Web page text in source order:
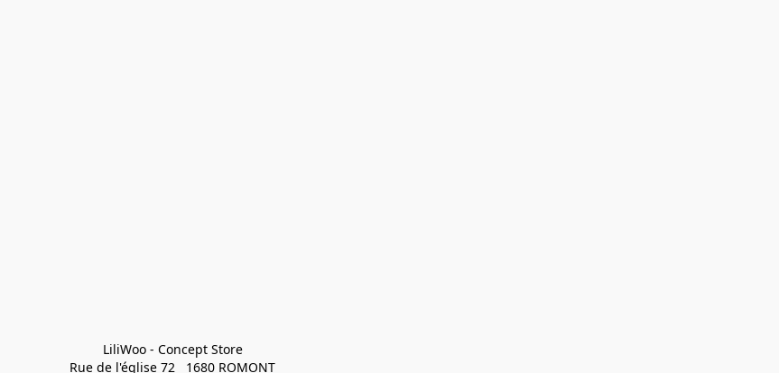
LiliWoo - Concept Store
Rue de l'église 72   1680 ROMONT